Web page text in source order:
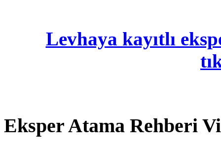
Levhaya kayıtlı
Eksper Atama Rehberi